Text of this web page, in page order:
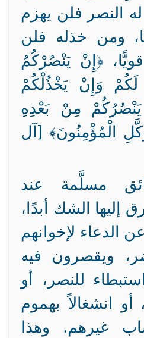
النصر فلن يهزم
ومن خذله فلن
﴿إِنْ يَنْصُرْكُمُ
لَكُمْ وَإِنْ يَخْذُلْكُمْ
مِنْ بَعْدِهِ
الْمُؤْمِنُونَ﴾ [آل
مسلَّمة عند
إليها الشك أبدًا،
الدعاء لإخوانهم
ويقصرون فيه
للنصر، أو
أو انشغالاً بهموم
غيرهم. وهذا